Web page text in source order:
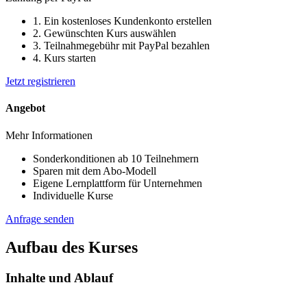
1. Ein kostenloses Kundenkonto erstellen
2. Gewünschten Kurs auswählen
3. Teilnahmegebühr mit PayPal bezahlen
4. Kurs starten
Jetzt registrieren
Angebot
Mehr Informationen
Sonderkonditionen ab 10 Teilnehmern
Sparen mit dem Abo-Modell
Eigene Lernplattform für Unternehmen
Individuelle Kurse
Anfrage senden
Aufbau des Kurses
Inhalte und Ablauf